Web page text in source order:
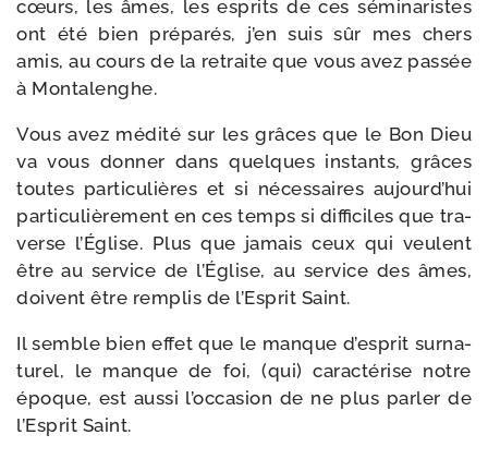
cœurs, les âmes, les esprits de ces sémi­na­ristes
ont été bien pré­pa­rés, j’en suis sûr mes chers
amis, au cours de la retraite que vous avez pas­sée
à Montalenghe.
Vous avez médi­té sur les grâces que le Bon Dieu
va vous don­ner dans quelques ins­tants, grâces
toutes par­ti­cu­lières et si néces­saires aujourd’hui
par­ti­cu­liè­re­ment en ces temps si dif­fi­ciles que tra­
verse l’Église. Plus que jamais ceux qui veulent
être au ser­vice de l’Église, au ser­vice des âmes,
doivent être rem­plis de l’Esprit Saint.
Il semble bien effet que le manque d’esprit sur­na­
tu­rel, le manque de foi, (qui) carac­té­rise notre
époque, est aus­si l’occasion de ne plus par­ler de
l’Esprit Saint.